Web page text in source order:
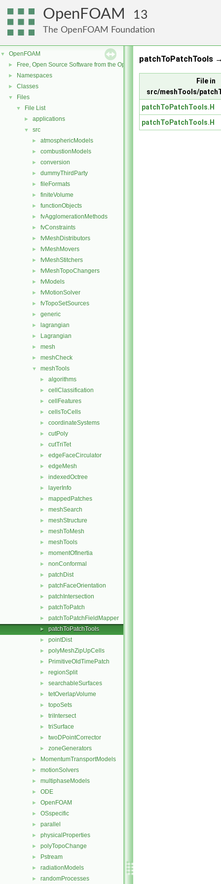
OpenFOAM 13
The OpenFOAM Foundation
▼ OpenFOAM
► Free, Open Source Software from the OpenFOAM Foundation
► Namespaces
► Classes
▼ Files
▼ File List
► applications
▼ src
► atmosphericModels
► combustionModels
► conversion
► dummyThirdParty
► fileFormats
► finiteVolume
► functionObjects
► fvAgglomerationMethods
► fvConstraints
► fvMeshDistributors
► fvMeshMovers
► fvMeshStitchers
► fvMeshTopoChangers
► fvModels
► fvMotionSolver
► fvTopoSetSources
► generic
► lagrangian
► Lagrangian
► mesh
► meshCheck
▼ meshTools
► algorithms
► cellClassification
► cellFeatures
► cellsToCells
► coordinateSystems
► cutPoly
► cutTriTet
► edgeFaceCirculator
► edgeMesh
► indexedOctree
► layerInfo
► mappedPatches
► meshSearch
► meshStructure
► meshToMesh
► meshTools
► momentOfInertia
► nonConformal
► patchDist
► patchFaceOrientation
► patchIntersection
► patchToPatch
► patchToPatchFieldMapper
► patchToPatchTools
► pointDist
► polyMeshZipUpCells
► PrimitiveOldTimePatch
► regionSplit
► searchableSurfaces
► tetOverlapVolume
► topoSets
► triIntersect
► triSurface
► twoDPointCorrector
► zoneGenerators
► MomentumTransportModels
► motionSolvers
► multiphaseModels
► ODE
► OpenFOAM
► OSspecific
► parallel
► physicalProperties
► polyTopoChange
► Pstream
► radiationModels
► randomProcesses
patchToPatchTools
File in
src/meshTools/
patchToPatchTools.H
patchToPatchTools.H